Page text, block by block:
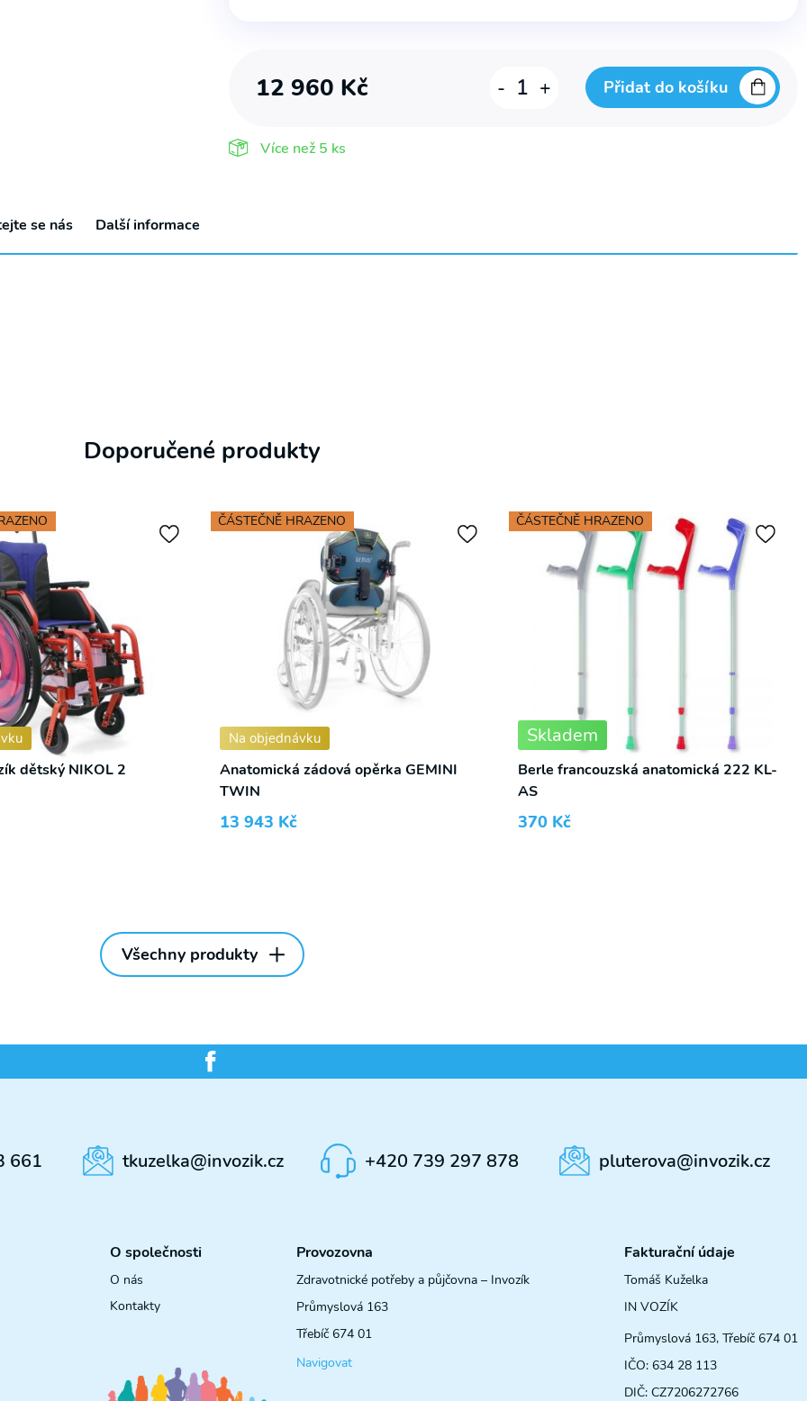
12 960 Kč - Matrace
antidekubitní
NEO
+ Přidat do košíku
Více než 5 ks
se nás Další informace
Doporučené produkty
dětský NIKOL 2
Na objednávku
ČÁSTEČNĚ HRAZENO
Anatomická zádová opěrka GEMINI
TWIN
13 943 Kč
Skladem
ČÁSTEČNĚ HRAZENO
Berle francouzská anatomická 222 KL-
AS
370 Kč
Všechny produkty
akčních nabídkách.
661 tkuzelka@invozik.cz +420 739 297 878 pluterova@invozik.cz
O společnosti
O nás
Kontakty
Provozovna
Zdravotnické potřeby a půjčovna – Invozík
Průmyslová 163
Třebíč 674 01
Navigovat
Fakturační údaje
Tomáš Kuželka
IN VOZÍK
Průmyslová 163, Třebíč 674 01
IČO: 634 28 113
DIČ: CZ7206272766